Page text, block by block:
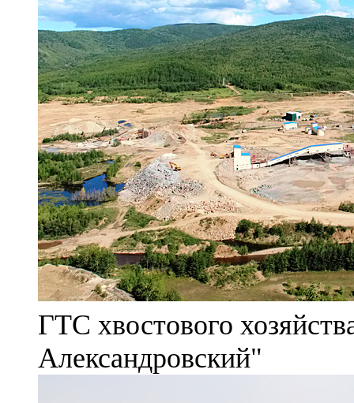
ГТС хвостового
Александровский"